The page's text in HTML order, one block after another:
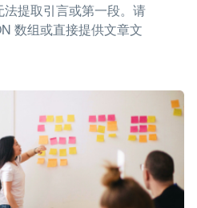
提取引言或第一段。请
数组或直接提供文章文